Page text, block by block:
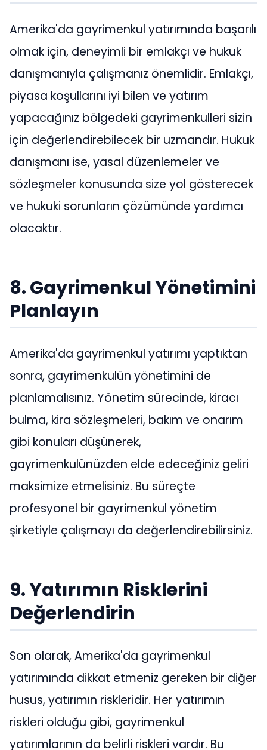
Amerika'da gayrimenkul yatırımında başarılı
olmak için, deneyimli bir emlakçı ve hukuk
danışmanıyla çalışmanız önemlidir. Emlakçı,
piyasa koşullarını iyi bilen ve yatırım
yapacağınız bölgedeki gayrimenkulleri sizin
için değerlendirebilecek bir uzmandır. Hukuk
danışmanı ise, yasal düzenlemeler ve
sözleşmeler konusunda size yol gösterecek
ve hukuki sorunların çözümünde yardımcı
olacaktır.
8. Gayrimenkul Yönetimini
Planlayın
Amerika'da gayrimenkul yatırımı yaptıktan
sonra, gayrimenkulün yönetimini de
planlamalısınız. Yönetim sürecinde, kiracı
bulma, kira sözleşmeleri, bakım ve onarım
gibi konuları düşünerek,
gayrimenkulünüzden elde edeceğiniz geliri
maksimize etmelisiniz. Bu süreçte
profesyonel bir gayrimenkul yönetim
şirketiyle çalışmayı da değerlendirebilirsiniz.
9. Yatırımın Risklerini
Değerlendirin
Son olarak, Amerika'da gayrimenkul
yatırımında dikkat etmeniz gereken bir diğer
husus, yatırımın riskleridir. Her yatırımın
riskleri olduğu gibi, gayrimenkul
yatırımlarının da belirli riskleri vardır. Bu